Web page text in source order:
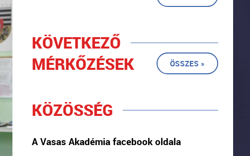
KÖVETKEZŐ
MÉRKŐZÉSEK
ÖSSZES »
KÖZÖSSÉG
A Vasas Akadémia facebook oldala